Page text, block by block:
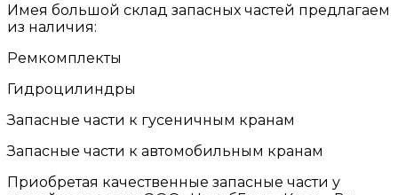
Имея большой склад запасных частей предлагаем
из наличия:
Ремкомплекты
Гидроцилиндры
Запасные части к гусеничным кранам
Запасные части к автомобильным кранам
Приобретая качественные запасные части у